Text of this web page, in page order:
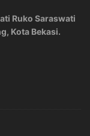
Ruko Saraswati
Kota Bekasi.